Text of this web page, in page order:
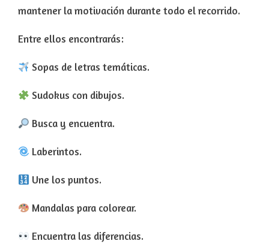
mantener la motivación durante todo el recorrido.
Entre ellos encontrarás:
Sopas de letras temáticas.
Sudokus con dibujos.
Busca y encuentra.
Laberintos.
Une los puntos.
Mandalas para colorear.
Encuentra las diferencias.